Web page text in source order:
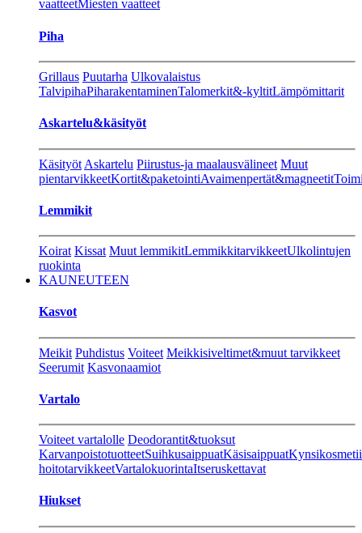
vaatteetMiesten vaatteet
Piha
Grillaus Puutarha Ulkovalaistus
TalvipihaPiharakentaminenTalomerkit&-kyltitLämpömittarit
Askartelu&käsityöt
Käsityöt Askartelu Piirustus-ja maalausvälineet Muut
pientarvikkeetKortit&paketointiAvaimenpertät&magneetit
Lemmikit
Koirat Kissat Muut lemmikitLemmikkitarvikkeetUlkolintujen
ruokinta
KAUNEUTEEN
Kasvot
Meikit Puhdistus Voiteet Meikkisiveltimet&muut tarvikkeet
Seerumit Kasvonaamiot
Vartalo
Voiteet vartalolle Deodorantit&tuoksut
KarvanpoistotuotteetSuihkusaippuatKäsisaippuat
hoitotarvikkeetVartalokuorintaItseruskettavat
Hiukset